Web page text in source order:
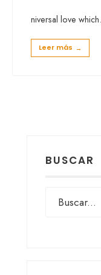
niversal love which.
Leer más →
BUSCAR